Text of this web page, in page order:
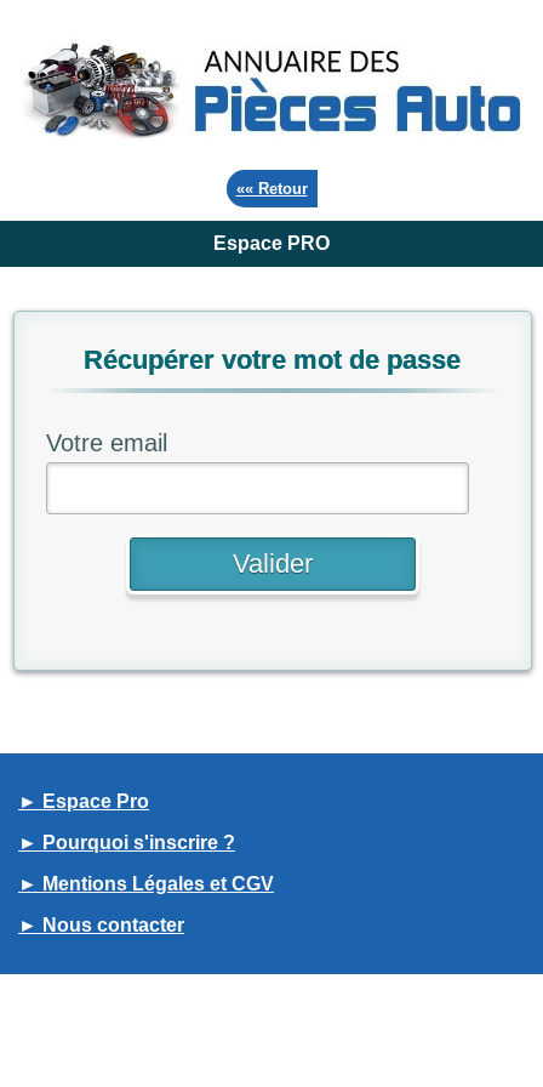
«« Retour
Espace PRO
Récupérer votre mot de passe
Votre email
► Espace Pro
► Pourquoi s'inscrire ?
► Mentions Légales et CGV
► Nous contacter